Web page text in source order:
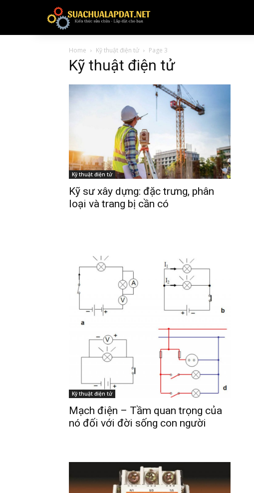
Home Kỹ thuật điện tử Page 3
Kỹ thuật điện tử
Kỹ thuật điện tử
Kỹ sư xây dựng: đặc trưng, phân
loại và trang bị cần có
Kỹ thuật điện tử
Mạch điện – Tầm quan trọng của
nó đối với đời sống con người